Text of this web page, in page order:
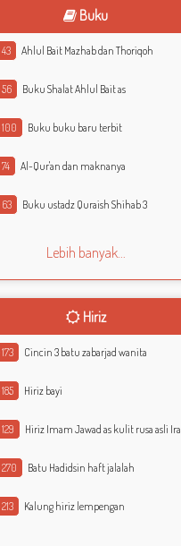
Buku
43 Ahlul Bait Mazhab dan Thoriqoh
56 Buku Shalat Ahlul Bait as
100 Buku buku baru terbit
74 Al-Qur'an dan maknanya
63 Buku ustadz Quraish Shihab 3
Lebih banyak...
Hiriz
173 Cincin 3 batu zabarjad wanita
185 Hiriz bayi
129 Hiriz Imam Jawad as kulit rusa asli
270 Batu Hadidsin haft jalalah
213 Kalung hiriz lempengan